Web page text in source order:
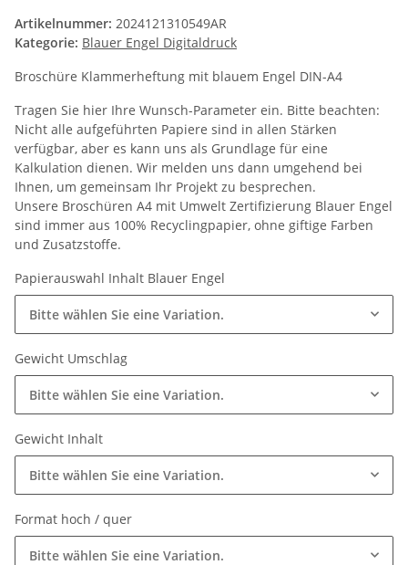
Artikelnummer: 2024121310549AR
Kategorie: Blauer Engel Digitaldruck
Broschüre Klammerheftung mit blauem Engel DIN-A4
Tragen Sie hier Ihre Wunsch-Parameter ein. Bitte beachten:
Nicht alle aufgeführten Papiere sind in allen Stärken
verfügbar, aber es kann uns als Grundlage für eine
Kalkulation dienen. Wir melden uns dann umgehend bei
Ihnen, um gemeinsam Ihr Projekt zu besprechen.
Unsere Broschüren A4 mit Umwelt Zertifizierung Blauer Engel
sind immer aus 100% Recyclingpapier, ohne giftige Farben
und Zusatzstoffe.
Papierauswahl Inhalt Blauer Engel
Bitte wählen Sie eine Variation.
Gewicht Umschlag
Bitte wählen Sie eine Variation.
Gewicht Inhalt
Bitte wählen Sie eine Variation.
Format hoch / quer
Bitte wählen Sie eine Variation.